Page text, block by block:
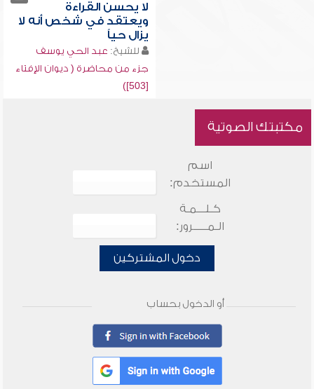
لا يحسن القراءة
ويعتقد في شخص أنه لا
يزال حياً
للشيخ: عبد الحي يوسف
جزء من محاضرة ( ديوان الإفتاء
[503])
مكتبتك الصوتية
اسم
المستخدم:
كـلـــمـة
الـمـــــرور:
دخول المشتركين
أو الدخول بحساب